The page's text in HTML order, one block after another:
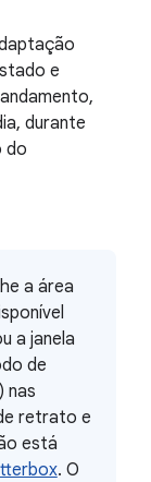
e
durante
do
a área
a janela
de
nas
retrato e
está
. O